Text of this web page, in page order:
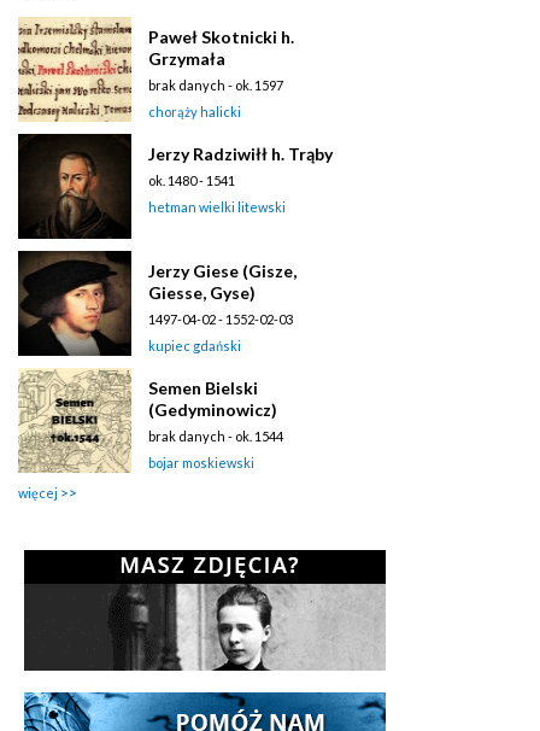
Paweł Skotnicki h.
Grzymała
brak danych - ok. 1597
chorąży halicki
Jerzy Radziwiłł h. Trąby
ok. 1480 - 1541
hetman wielki litewski
Jerzy Giese (Gisze,
Giesse, Gyse)
1497-04-02 - 1552-02-03
kupiec gdański
Semen Bielski
(Gedyminowicz)
brak danych - ok. 1544
bojar moskiewski
więcej